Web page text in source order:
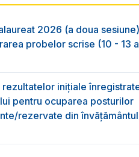
2026 (a doua
probelor scrise (10 - 13
inițiale
pentru ocuparea posturilor
rezervate din învăţământul